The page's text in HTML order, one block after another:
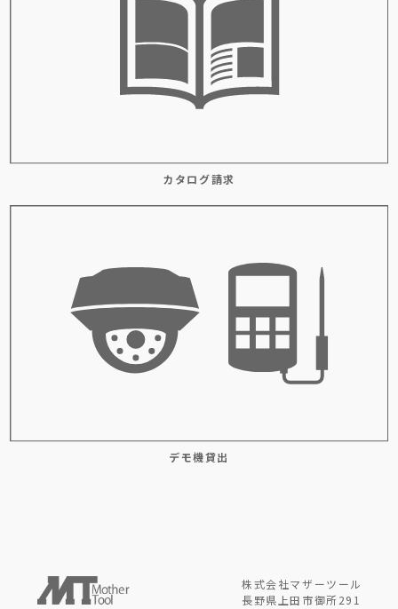
カタログ請求
デモ機貸出
株式会社マザーツール
長野県上田市御所291